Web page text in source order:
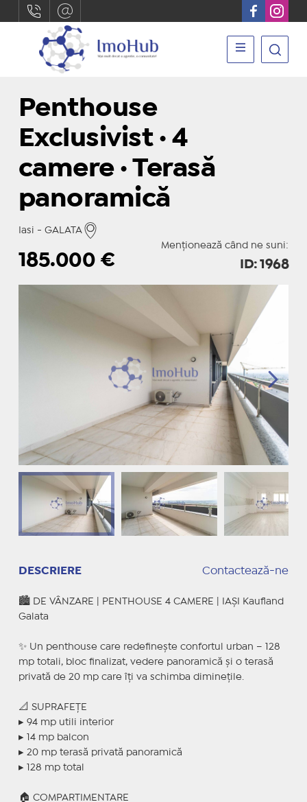
Penthouse
Exclusivist · 4
camere · Terasă
panoramică
Iasi - GALATA
Menționează când ne suni:
185.000 € ID: 1968
DESCRIERE Contactează-ne
🏙️ DE VÂNZARE | PENTHOUSE 4 CAMERE | IAȘI Kaufland
Galata
✨ Un penthouse care redefinește confortul urban – 128
mp totali, bloc finalizat, vedere panoramică și o terasă
privată de 20 mp care îți va schimba diminețile.
📐 SUPRAFEȚE
▸ 94 mp utili interior
▸ 14 mp balcon
▸ 20 mp terasă privată panoramică
▸ 128 mp total
🏠 COMPARTIMENTARE